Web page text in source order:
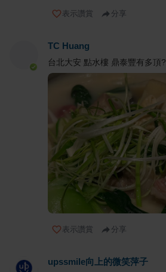
表示讚賞 分享
TC Huang
台北大安 點水樓 鼎泰豐有多頂?
表示讚賞 分享
upssmile向上的微笑萍子